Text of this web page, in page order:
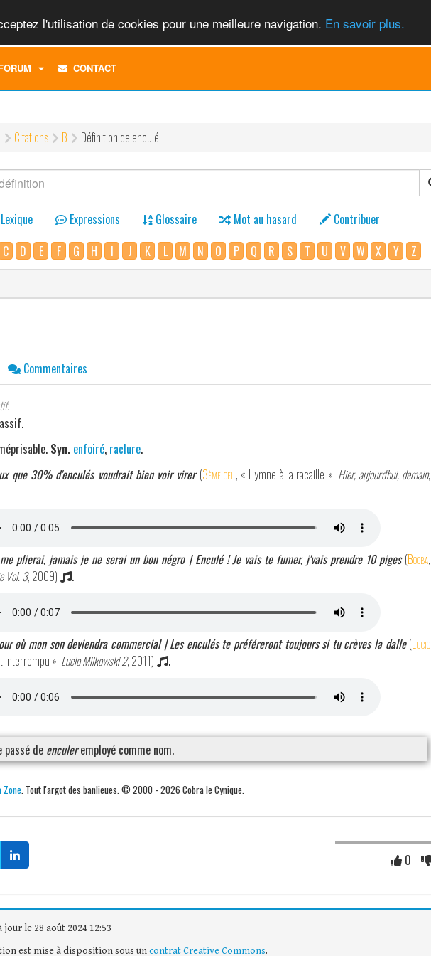
l'utilisation de cookies pour une meilleure navigation. En savoir plus.
TOGGLECONTACT
Citations B Définition de enculé
Lexique Expressions Glossaire Mot au hasard
Contribuer
C D E F G H I J K L M N O P Q R S T U V W X Y Z
Commentaires
Syn. enfoiré, raclure.
que 30% d'enculés voudrait bien voir virer (3ème oeil, « Hymne à la racaille », Hier, aujourd'hui, demain,
plierai, jamais je ne serai un bon négro | Enculé ! Je vais te fumer, j'vais prendre 10 piges (Booba,
Vol. 3, 2009) .
où mon son deviendra commercial | Les enculés te préféreront toujours si tu crèves la dalle (Lucio
interrompu », Lucio Milkowski 2, 2011) .
passé de enculeremployé comme nom.
Zone. Tout l'argot des banlieues. © 2000 - 2026 Cobra le Cynique.
0
le 28 août 2024 12:53
est mise à disposition sous uncontrat Creative Commons.